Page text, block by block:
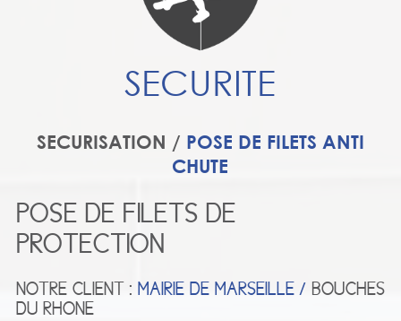
SECURITE
SECURISATION / POSE DE FILETS ANTI
CHUTE
POSE DE FILETS DE
PROTECTION
NOTRE CLIENT :MAIRIE DE MARSEILLE / BOUCHES
DU RHONE